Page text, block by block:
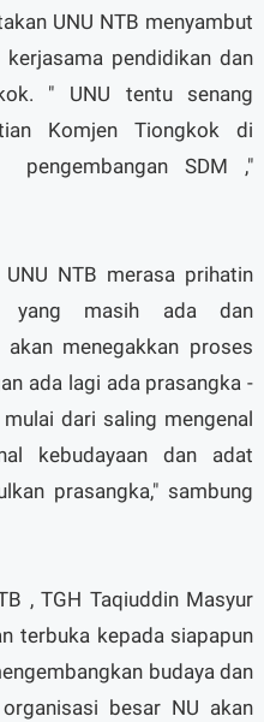
UNU NTB menyambut
pendidikan dan
" UNU tentu senang
Komjen Tiongkok di
pengembangan SDM ,"
NTB merasa prihatin
yang masih ada dan
menegakkan proses
ada lagi ada prasangka -
dari saling mengenal
kebudayaan dan adat
prasangka," sambung
, TGH Taqiuddin Masyur
terbuka kepada siapapun
budaya dan
besar NU akan